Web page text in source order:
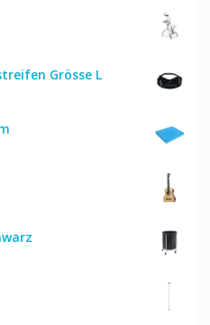
Grösse L